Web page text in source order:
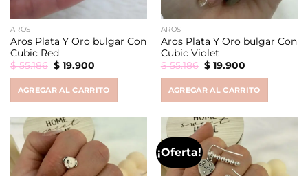
AROS
Aros Plata Y Oro bulgar Con
Cubic Red
$55.186 Original
price
$ 55.186.
$19.900Current
$ 19.900.
AGREGAR AL CARRITO
AROS
Aros Plata Y Oro bulgar Con
Cubic Violet
$55.186 Original
price
$ 55.186.
$19.900Current
$ 19.900.
AGREGAR AL CARRITO
¡Oferta!